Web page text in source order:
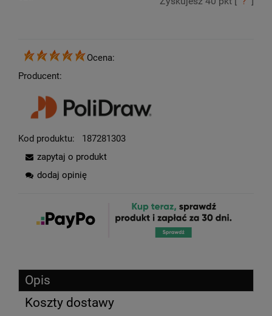
Ocena:
Producent:
Kod produktu:
187281303
zapytaj o produkt
dodaj opinię
Opis
Koszty dostawy